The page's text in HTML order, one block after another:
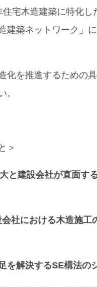
宅木造建築に特化し
建築ネットワーク」
化を推進するための
。
＞
と建設会社が直面す
会社における木造施工
を解決するSE構法の